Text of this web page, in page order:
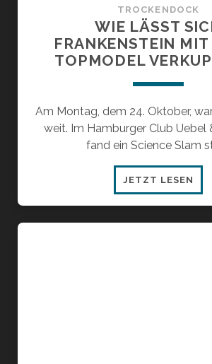
TROCKENDOCK
WIE LÄSST
FRANKENSTEIN MIT
TOPMODEL
Am Montag, dem 24. Oktober,
weit. Im Hamburger Club Uebel
fand ein Science Slam
JETZT LESEN